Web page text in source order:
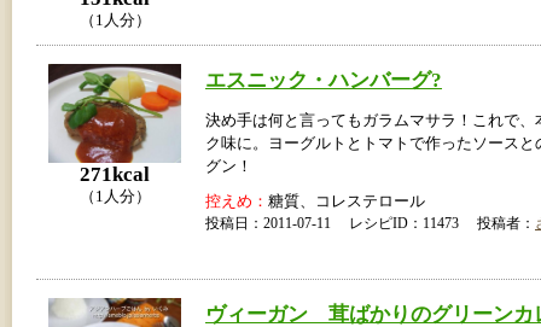
（1人分）
271kcal
（1人分）
エスニック・ハンバーグ?
決め手は何と言ってもガラムマサラ！これで、
ク味に。ヨーグルトとトマトで作ったソースと
グン！
控えめ： 糖質、コレステロール
投稿日：2011-07-11 レシピID：11473 投稿者：
ヴィーガン 茸ばかりのグリーンカ